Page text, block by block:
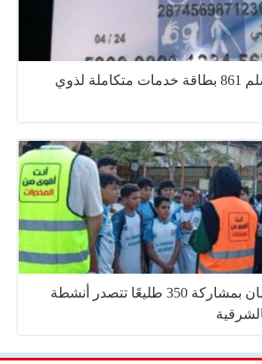
تضامن الشرقية تسلم 861 بطاقة خدمات متكاملة لذوي
ورش مكافحة الإدمان بمشاركة 350 طليعًا تتصدر أنشطة